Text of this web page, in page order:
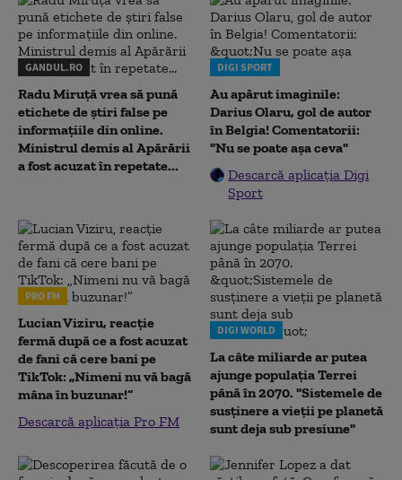
GANDUL.RO
Radu Miruţă vrea să pună
etichete de știri false pe
informațiile din online.
Ministrul demis al Apărării
a fost acuzat în repetate...
DIGI SPORT
Au apărut imaginile:
Darius Olaru, gol de autor
în Belgia! Comentatorii:
"Nu se poate așa ceva"
Descarcă aplicația Digi
Sport
PRO FM
Lucian Viziru, reacție
fermă după ce a fost acuzat
de fani că cere bani pe
TikTok: „Nimeni nu vă bagă
mâna în buzunar!”
Descarcă aplicația Pro FM
DIGI WORLD
La câte miliarde ar putea
ajunge populația Terrei
până în 2070. "Sistemele de
susținere a vieții pe planetă
sunt deja sub presiune"